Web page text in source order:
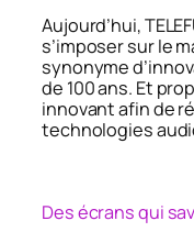
Aujourd’hui,
s’imposer sur le
synonyme
de 100 ans. Et
innovant afin de
technologies
Des écrans qui